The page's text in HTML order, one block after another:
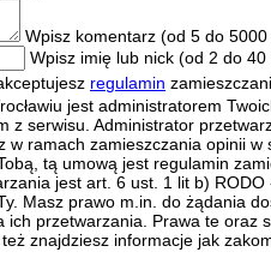
Wpisz komentarz (od 5 do 5000
Wpisz imię lub nick (od 2 do 40
regulamin
jest administratorem
z serwisu. Administrator
w ramach zamieszczania opinii
tą umową jest regulamin
jest art. 6 ust. 1 lit b)
Masz prawo m.in. do żądania
ich przetwarzania. Prawa te oraz
też znajdziesz informacje jak